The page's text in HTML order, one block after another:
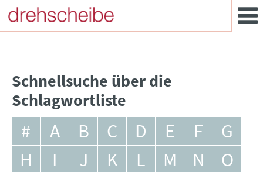
Schnellsuche über die
Schlagwortliste
# A B C D E F
G
H
I J K L M N
O